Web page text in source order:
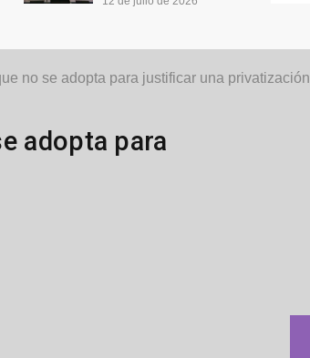
no se adopta para justificar una privatización
adopta para